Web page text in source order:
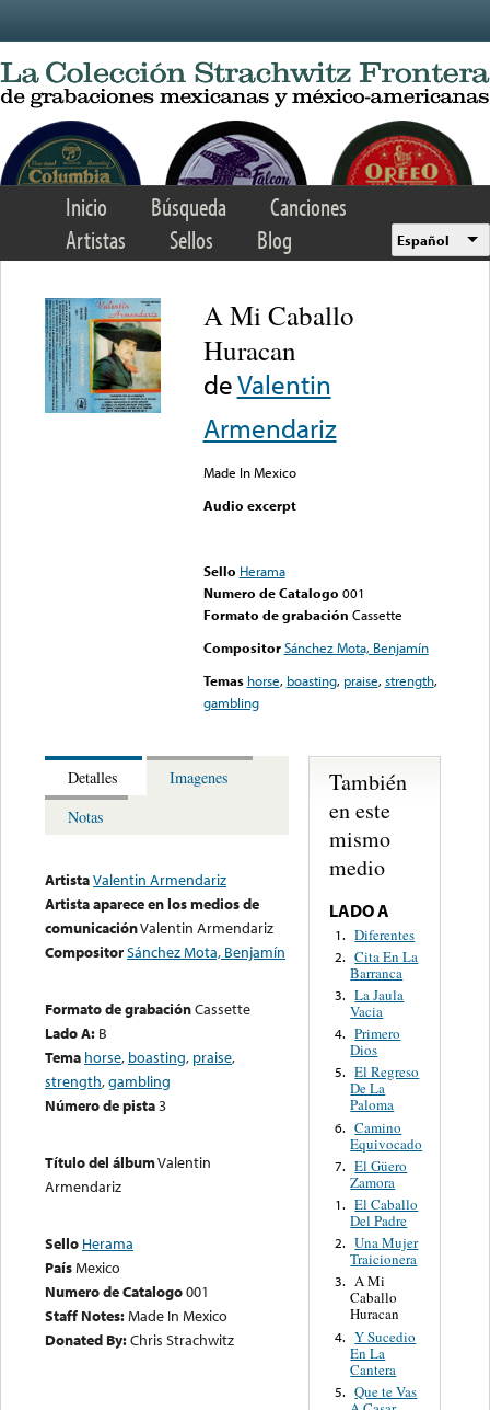
Inicio Búsqueda
Canciones
Artistas
Sellos Blog Español
A Mi Caballo
Huracan
deValentin
Armendariz
Made In Mexico
Audio excerpt
Sello Herama
Numero de Catalogo 001
Formato de grabación Cassette
Compositor Sánchez Mota, Benjamín
Temas horse, boasting, praise,strength,
gambling
Detalles
Imagenes
Notas
ArtistaValentin Armendariz
Artista aparece en los medios de
comunicaciónValentin Armendariz
CompositorSánchez Mota, Benjamín
Formato de grabaciónCassette
Lado A: B
Tema horse, boasting, praise,
strength,gambling
Número de pista3
Título del álbumValentin
Armendariz
Sello Herama
PaísMexico
Numero de Catalogo001
Staff Notes:Made In Mexico
Donated By:Chris Strachwitz
También
en este
mismo
medio
LADO A
1. Diferentes
2. Cita En La
Barranca
3. La Jaula
Vacia
4. Primero
Dios
5. El Regreso
De La
Paloma
6. Camino
Equivocado
7. El Güero
Zamora
1. El Caballo
Del Padre
2. Una Mujer
Traicionera
3. A Mi
Caballo
Huracan
4. Y Sucedio
En La
Cantera
5. Que te Vas